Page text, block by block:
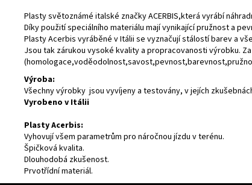
Plasty světoznámé italské značky ACERBIS,která vyrábí
Díky použití speciálního materiálu mají vynikající pružnost a
Plasty Acerbis vyráběné v Itálii se vyznačují stálostí barev a
Jsou tak zárukou vysoké kvality a propracovanosti výrobku.
Výroba:
Všechny výrobky jsou vyvíjeny a testovány, v jejích
Vyrobeno v Itálii
Plasty Acerbis:
Vyhovují všem parametrům pro náročnou jízdu v terénu.
Špičková kvalita.
Dlouhodobá zkušenost.
Prvotřídní materiál.